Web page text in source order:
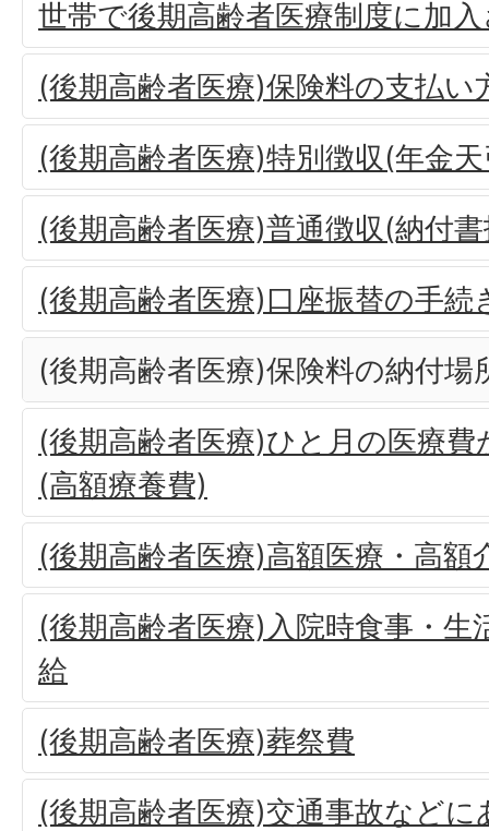
世帯で後期高齢者医療制度に加
(後期高齢者医療)保険料の支払い
(後期高齢者医療)特別徴収(年金
(後期高齢者医療)普通徴収(納付
(後期高齢者医療)口座振替の手続
(後期高齢者医療)保険料の納付場
(後期高齢者医療)ひと月の医療
(高額療養費)
(後期高齢者医療)高額医療・高額
(後期高齢者医療)入院時食事・生
給
(後期高齢者医療)葬祭費
(後期高齢者医療)交通事故など